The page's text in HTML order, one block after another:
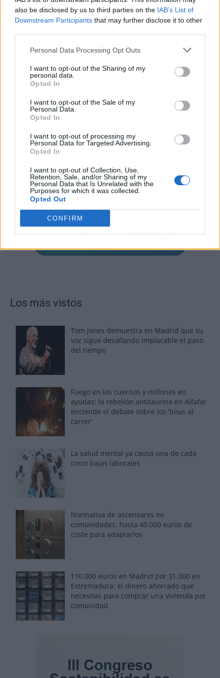
also be disclosed by us to third parties on the IAB’s List of
Downstream Participants that may further disclose it to other
Personal Data Processing Opt Outs
I want to opt-out of the Sharing of my
personal data.
Opted In
I want to opt-out of the Sale of my
Personal Data.
Opted In
I want to opt-out of processing my
Personal Data for Targeted Advertising.
Opted In
I want to opt-out of Collection, Use,
Retention, Sale, and/or Sharing of my
Personal Data that Is Unrelated with the
Purposes for which it was collected.
Opted Out
CONFIRM
Publicidad
Los más vistos
Tom Jones demuestra en Madrid que su
voz sigue desafiando implacable el paso
del tiempo
Fuego en los cuernos y millones en
ayudas: la rebelión antitaurina en Alfafar
enciende el debate sobre los 'bous al
carrer'
La salud mental ya causa una de cada
cinco bajas laborales
Normativa de ascensores en
comunidades: hasta 40.000 euros de
coste para adaptarlos
110.000 euros en Madrid por 31.000 en
Extremadura: el dinero ahorrado que
necesitas para comprar una vivienda por
comunidad